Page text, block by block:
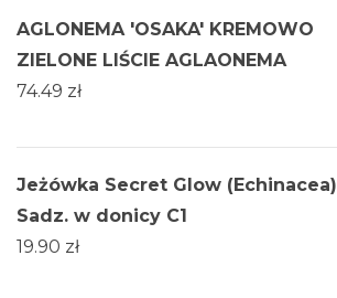
AGLONEMA 'OSAKA' KREMOWO
ZIELONE LIŚCIE AGLAONEMA
74.49 zł
Jeżówka Secret Glow (Echinacea)
Sadz. w donicy C1
19.90 zł